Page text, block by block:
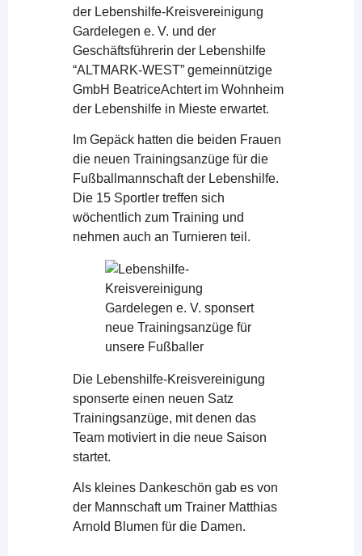
der Lebenshilfe-Kreisvereinigung
Gardelegen e. V. und der
Geschäftsführerin der Lebenshilfe
“ALTMARK-WEST” gemeinnützige
GmbH BeatriceAchtert im Wohnheim
der Lebenshilfe in Mieste erwartet.
Im Gepäck hatten die beiden Frauen
die neuen Trainingsanzüge für die
Fußballmannschaft der Lebenshilfe.
Die 15 Sportler treffen sich
wöchentlich zum Training und
nehmen auch an Turnieren teil.
Die Lebenshilfe-Kreisvereinigung
sponserte einen neuen Satz
Trainingsanzüge, mit denen das
Team motiviert in die neue Saison
startet.
Als kleines Dankeschön gab es von
der Mannschaft um Trainer Matthias
Arnold Blumen für die Damen.